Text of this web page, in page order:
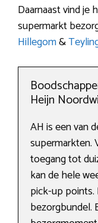
Daarnaast vind je
supermarkt
Hillegom&
Heijn
AH is een van
supermarkten.
toegang tot
kan de hele
pick-up points.
bezorgbundel.